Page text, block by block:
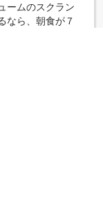
ームのスクラン
なら、朝食が７